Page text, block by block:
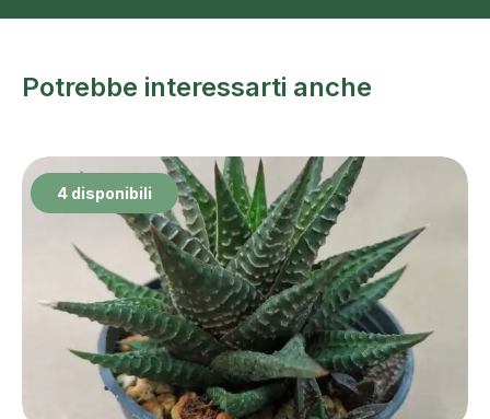
Potrebbe interessarti anche
4 disponibili